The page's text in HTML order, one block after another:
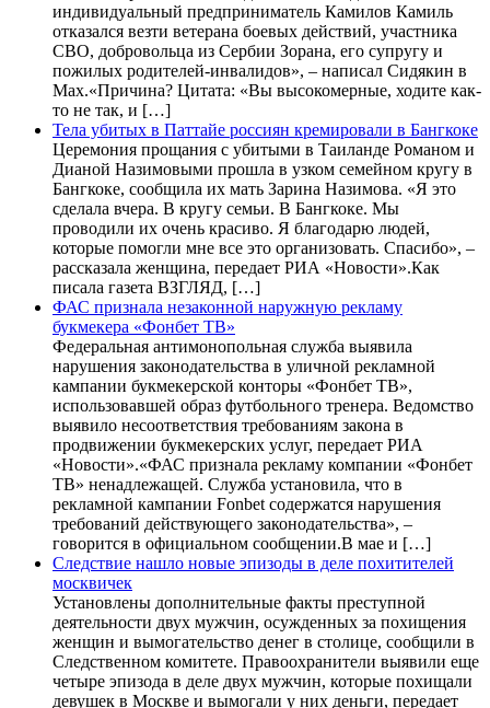
индивидуальный предприниматель Камилов Камиль
отказался везти ветерана боевых действий, участника
СВО, добровольца из Сербии Зорана, его супругу и
пожилых родителей-инвалидов», – написал Сидякин в
Max.«Причина? Цитата: «Вы высокомерные, ходите как-
то не так, и […]
Тела убитых в Паттайе россиян кремировали в Бангкоке
Церемония прощания с убитыми в Таиланде Романом и
Дианой Назимовыми прошла в узком семейном кругу в
Бангкоке, сообщила их мать Зарина Назимова. «Я это
сделала вчера. В кругу семьи. В Бангкоке. Мы
проводили их очень красиво. Я благодарю людей,
которые помогли мне все это организовать. Спасибо», –
рассказала женщина, передает РИА «Новости».Как
писала газета ВЗГЛЯД, […]
ФАС признала незаконной наружную рекламу
букмекера «Фонбет ТВ»
Федеральная антимонопольная служба выявила
нарушения законодательства в уличной рекламной
кампании букмекерской конторы «Фонбет ТВ»,
использовавшей образ футбольного тренера. Ведомство
выявило несоответствия требованиям закона в
продвижении букмекерских услуг, передает РИА
«Новости».«ФАС признала рекламу компании «Фонбет
ТВ» ненадлежащей. Служба установила, что в
рекламной кампании Fonbet содержатся нарушения
требований действующего законодательства», –
говорится в официальном сообщении.В мае и […]
Следствие нашло новые эпизоды в деле похитителей
москвичек
Установлены дополнительные факты преступной
деятельности двух мужчин, осужденных за похищения
женщин и вымогательство денег в столице, сообщили в
Следственном комитете. Правоохранители выявили еще
четыре эпизода в деле двух мужчин, которые похищали
девушек в Москве и вымогали у них деньги, передает